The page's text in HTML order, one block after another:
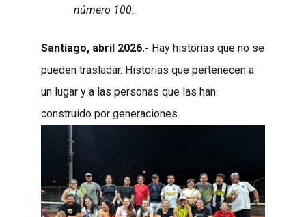
número 100.
Santiago, abril 2026.- Hay historias que no se
pueden trasladar. Historias que pertenecen a
un lugar y a las personas que las han
construido por generaciones.